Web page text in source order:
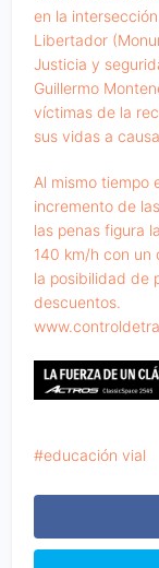
en la
Libertador
Justicia y
Guillermo
víctimas de la
sus vidas a
Al mismo tiempo
incremento de
las penas figura
140 km/h con un
la posibilidad de
descuentos.
educación vial